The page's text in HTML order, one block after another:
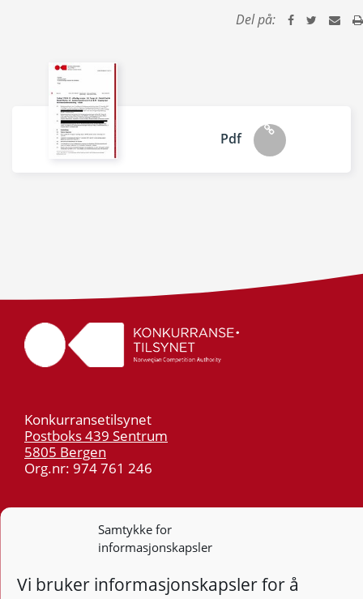
Samtykke for
informasjonskapsler
Vi bruker informasjonskapsler for å
Del på:
Pdf
Konkurransetilsynet
Postboks 439 Sentrum
5805 Bergen
Org.nr: 974 761 246
Telefon:55 59 75 00
post@kt.no
Nyhetsvarsel >>